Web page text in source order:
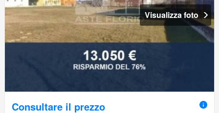
Visualizza foto
Consultare il prezzo